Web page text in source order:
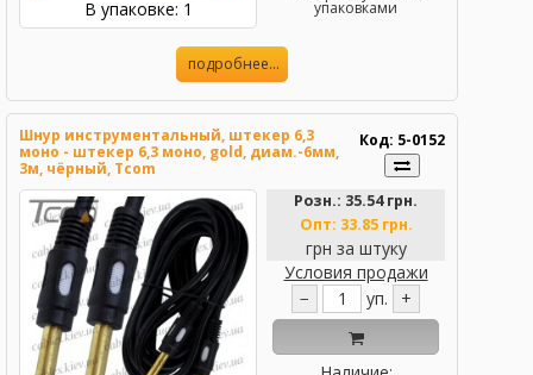
В упаковке: 1 упаковками
подробнее...
Шнур инструментальный, штекер 6,3
моно - штекер 6,3 моно, gold, диам.-6мм,
3м, чёрный, Tcom
Код: 5-0152
Розн.: 35.54 грн.
Опт: 33.85 грн.
грн за штуку
Условия продажи
−
уп. +